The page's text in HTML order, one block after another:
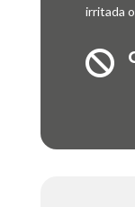
irritada
